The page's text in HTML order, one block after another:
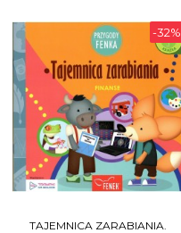
-32%
TAJEMNICA ZARABIANIA.